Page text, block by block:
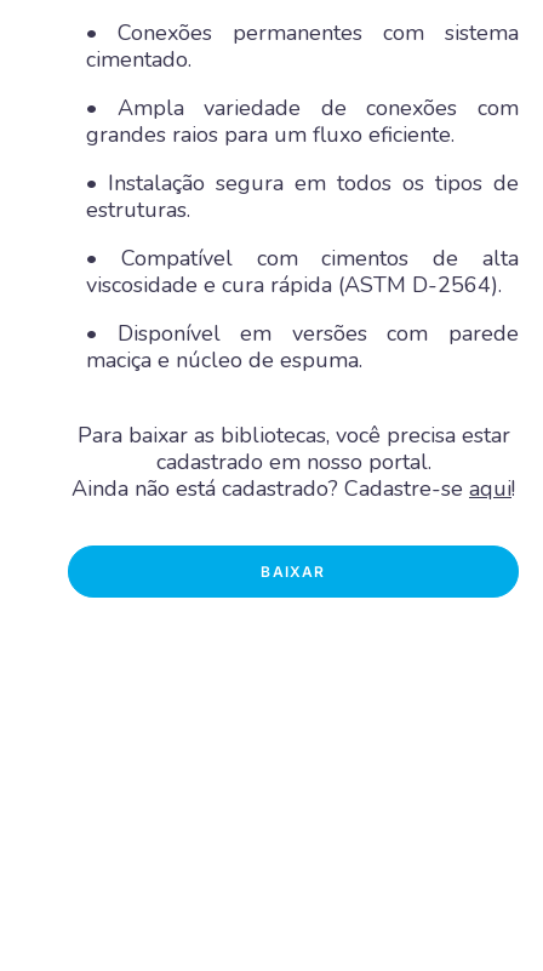
• Conexões permanentes com sistema
cimentado.
• Ampla variedade de conexões com
grandes raios para um fluxo eficiente.
• Instalação segura em todos os tipos de
estruturas.
• Compatível com cimentos de alta
viscosidade e cura rápida (ASTM D-2564).
• Disponível em versões com parede
maciça e núcleo de espuma.
Para baixar as bibliotecas, você precisa estar
cadastrado em nosso portal.
Ainda não está cadastrado? Cadastre-se aqui!
BAIXAR